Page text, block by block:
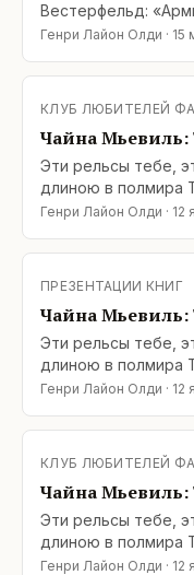
Вестерфельд:
ночи») — Scott
увлекательные и
вампиров! «Армия
раз из таких.
«упыристическая»,
Генри Лайон Олди · 15
КЛУБ ЛЮБИТЕЛЕЙ
Чайна Мьевиль:
Эти рельсы тебе,
длиною в полмира
Тибет И слyчайно
собирались
«Итогам года» от
Генри Лайон Олди · 12
ПРЕЗЕНТАЦИИ КНИГ
Чайна Мьевиль:
Эти рельсы тебе,
длиною в полмира
Тибет И слyчайно
собирались
«Рельсы»
«Итогам года» от
книга была
Генри Лайон Олди · 12
КЛУБ ЛЮБИТЕЛЕЙ
Чайна Мьевиль:
Эти рельсы тебе,
длиною в полмира
Тибет И слyчайно
Генри Лайон Олди · 12